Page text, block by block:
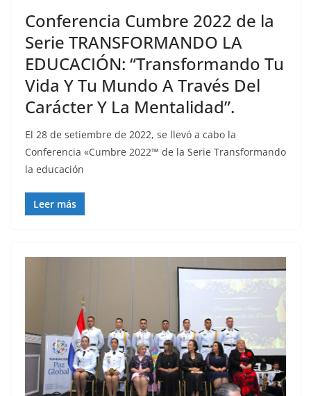
Conferencia Cumbre 2022 de la
Serie TRANSFORMANDO LA
EDUCACIÓN: “Transformando Tu
Vida Y Tu Mundo A Través Del
Carácter Y La Mentalidad”.
El 28 de setiembre de 2022, se llevó a cabo la
Conferencia «Cumbre 2022™ de la Serie Transformando
la educación
Leer más